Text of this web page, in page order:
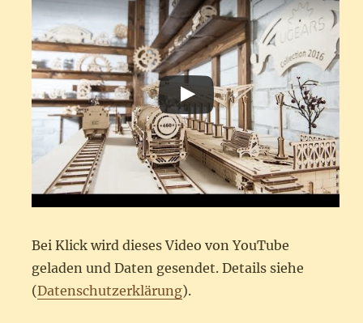
Bei Klick wird dieses Video von YouTube
geladen und Daten gesendet. Details siehe
(Datenschutzerklärung).